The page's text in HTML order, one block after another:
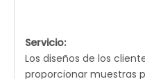
Servicio:
Los diseños de los
proporcionar muestras